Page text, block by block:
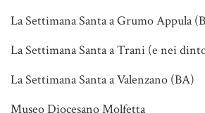
La Settimana Santa a Grumo Appula
La Settimana Santa a Trani (e nei
La Settimana Santa a Valenzano (BA)
Museo Diocesano Molfetta